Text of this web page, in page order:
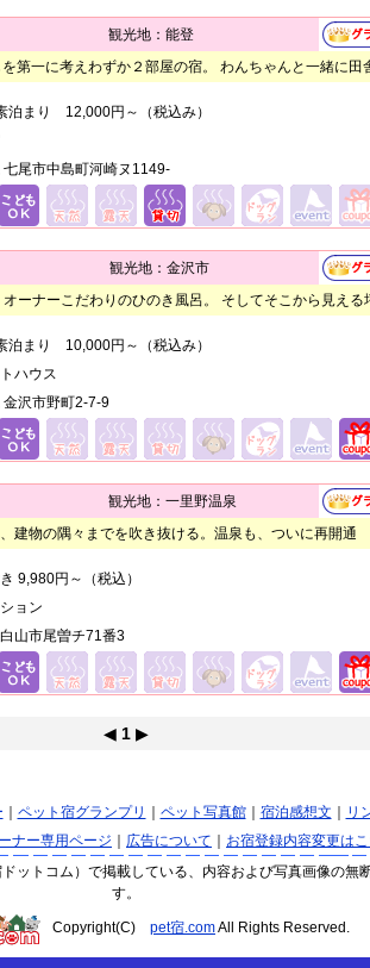
観光地：能登
第一に考えわずか２部屋の宿。 わんちゃんと一緒に田
泊まり 12,000円～（税込み）
七尾市中島町河崎ヌ1149-
観光地：金沢市
ーナーこだわりのひのき風呂。 そしてそこから見える
泊まり 10,000円～（税込み）
ハウス
金沢市野町2-7-9
観光地：一里野温泉
建物の隅々までを吹き抜ける。温泉も、ついに再開通
9,980円～（税込）
ョン
山市尾曽チ71番3
◀ 1▶
ペット宿グランプリ ペット写真館｜ 宿泊感想文 リ
ナー専用ページ 広告について
お宿登録内容変更はこ
ットコム）で掲載している、内容および写真画像の無
す。
Copyright(C) pet宿.comAll Rights Reserved.